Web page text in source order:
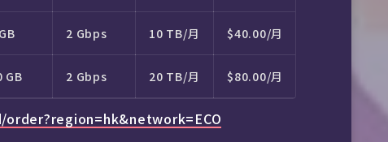
2 Gbps 10 TB/月 $40.00/月
GB 2 Gbps 20 TB/月 $80.00/月